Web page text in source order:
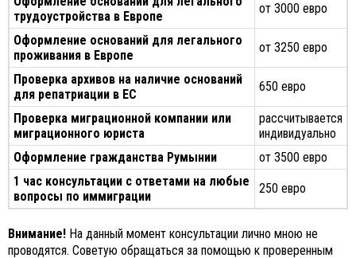
трудоустройства в Европе
от 3000 евро
Оформление оснований для легального
проживания в Европе
от 3250 евро
Проверка архивов на наличие оснований
для репатриации в ЕС
650 евро
Проверка миграционной компании или
миграционного юриста
рассчитывается
индивидуально
Оформление гражданства Румынии
от 3500 евро
1 час консультации с ответами на любые
вопросы по иммиграции
250 евро
Внимание! На данный момент консультации лично мною не
проводятся. Советую обращаться за помощью к проверенным